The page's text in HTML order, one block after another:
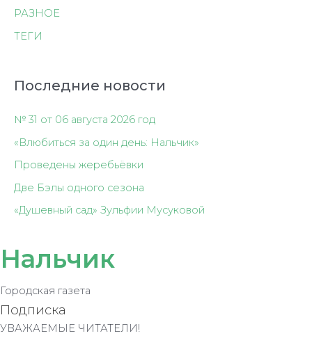
РАЗНОЕ
ТЕГИ
Последние новости
№ 31 от 06 августа 2026 год
«Влюбиться за один день: Нальчик»
Проведены жеребьёвки
Две Бэлы одного сезона
«Душевный сад» Зульфии Мусуковой
Нальчик
Городская газета
Подписка
УВАЖАЕМЫЕ ЧИТАТЕЛИ!